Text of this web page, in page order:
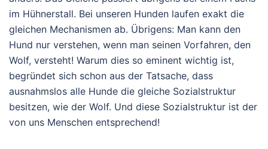
im Hühnerstall. Bei unseren Hunden laufen exakt die
gleichen Mechanismen ab. Übrigens: Man kann den
Hund nur verstehen, wenn man seinen Vorfahren, den
Wolf, versteht! Warum dies so eminent wichtig ist,
begründet sich schon aus der Tatsache, dass
ausnahmslos alle Hunde die gleiche Sozialstruktur
besitzen, wie der Wolf. Und diese Sozialstruktur ist der
von uns Menschen entsprechend!